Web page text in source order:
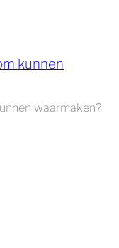
kunnen
waarmaken?